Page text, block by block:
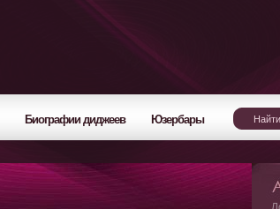
Биографии диджеев Юзербары